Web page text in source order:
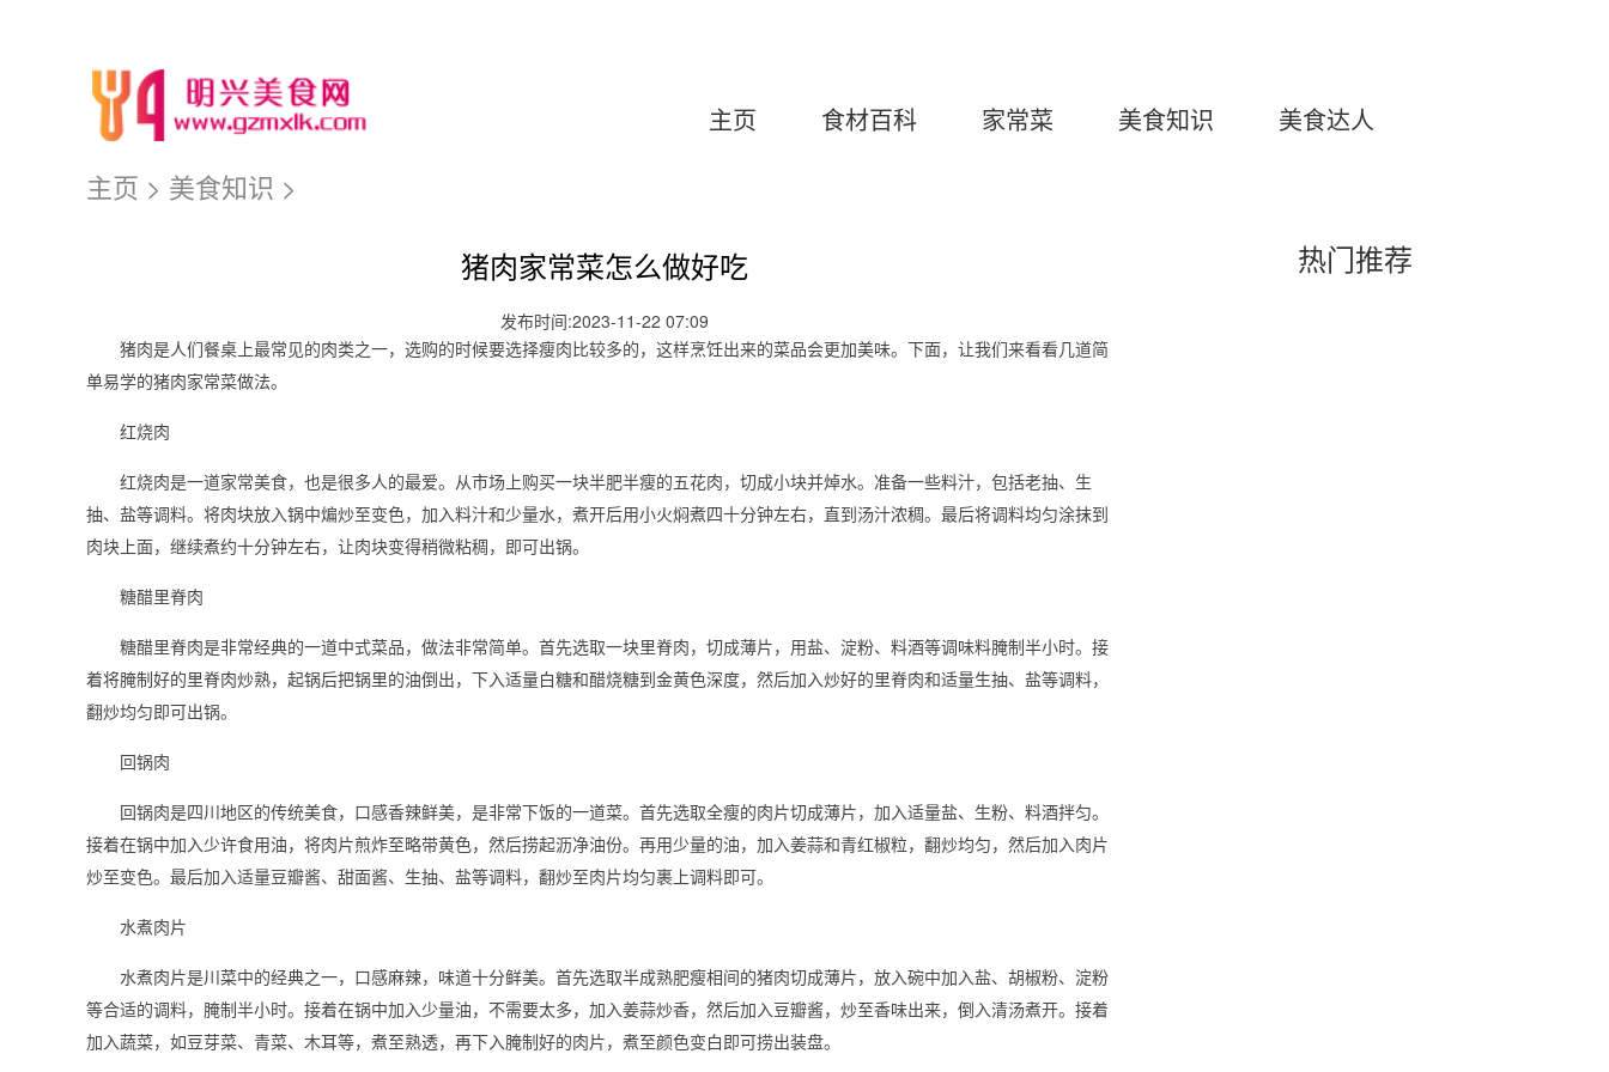
主页 食材百科 家常菜 美食知识 美食达人
主页 > 美食知识 >
猪肉家常菜怎么做好吃
发布时间:2023-11-22 07:09
猪肉是人们餐桌上最常见的肉类之一，选购的时候要选择瘦肉比较多的，这样烹饪出来的菜品会更加美味。下面，让我们来看看几道简
单易学的猪肉家常菜做法。
红烧肉
红烧肉是一道家常美食，也是很多人的最爱。从市场上购买一块半肥半瘦的五花肉，切成小块并焯水。准备一些料汁，包括老抽、生
抽、盐等调料。将肉块放入锅中煸炒至变色，加入料汁和少量水，煮开后用小火焖煮四十分钟左右，直到汤汁浓稠。最后将调料均匀涂抹到
肉块上面，继续煮约十分钟左右，让肉块变得稍微粘稠，即可出锅。
糖醋里脊肉
糖醋里脊肉是非常经典的一道中式菜品，做法非常简单。首先选取一块里脊肉，切成薄片，用盐、淀粉、料酒等调味料腌制半小时。接
着将腌制好的里脊肉炒熟，起锅后把锅里的油倒出，下入适量白糖和醋烧糖到金黄色深度，然后加入炒好的里脊肉和适量生抽、盐等调料，
翻炒均匀即可出锅。
回锅肉
回锅肉是四川地区的传统美食，口感香辣鲜美，是非常下饭的一道菜。首先选取全瘦的肉片切成薄片，加入适量盐、生粉、料酒拌匀。
接着在锅中加入少许食用油，将肉片煎炸至略带黄色，然后捞起沥净油份。再用少量的油，加入姜蒜和青红椒粒，翻炒均匀，然后加入肉片
炒至变色。最后加入适量豆瓣酱、甜面酱、生抽、盐等调料，翻炒至肉片均匀裹上调料即可。
水煮肉片
水煮肉片是川菜中的经典之一，口感麻辣，味道十分鲜美。首先选取半成熟肥瘦相间的猪肉切成薄片，放入碗中加入盐、胡椒粉、淀粉
等合适的调料，腌制半小时。接着在锅中加入少量油，不需要太多，加入姜蒜炒香，然后加入豆瓣酱，炒至香味出来，倒入清汤煮开。接着
加入蔬菜，如豆芽菜、青菜、木耳等，煮至熟透，再下入腌制好的肉片，煮至颜色变白即可捞出装盘。
热门推荐